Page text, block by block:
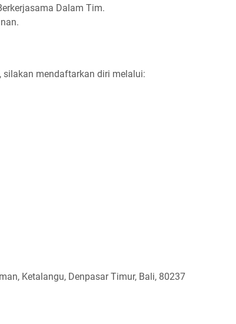
Dalam Tim.
mendaftarkan diri melalui:
Ketalangu, Denpasar Timur, Bali, 80237